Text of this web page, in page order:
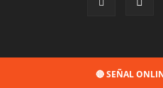
🔴 SEÑAL